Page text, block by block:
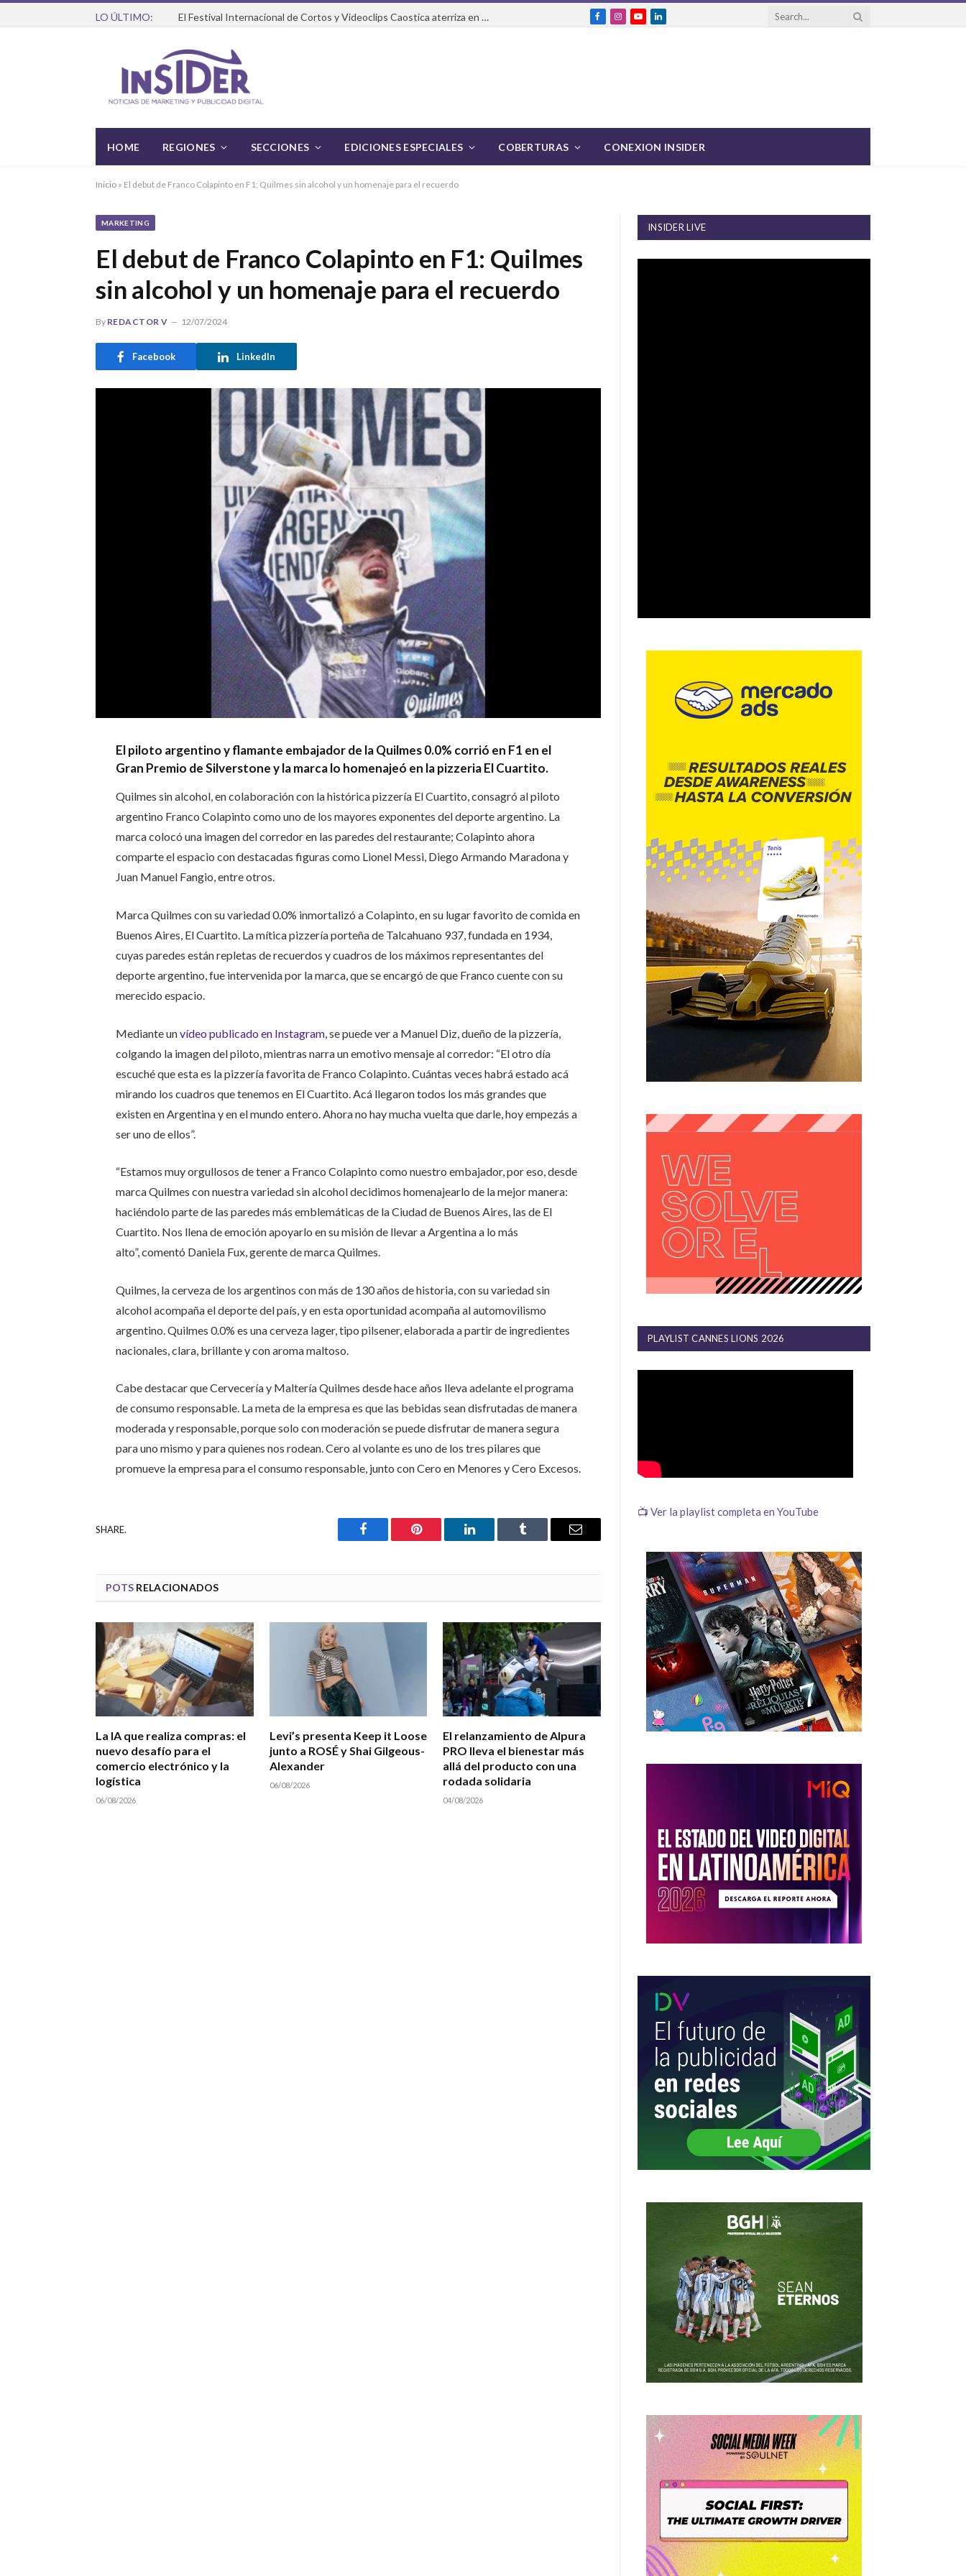
LO ÚLTIMO: El Festival Internacional de Cortos y Videoclips Caostica aterriza en Ciudad de México
FacebookInstagram
YouTubeLinkedIn
HOME REGIONES SECCIONES EDICIONES ESPECIALES COBERTURAS CONEXION INSIDER
Inicio » El debut de Franco Colapinto en F1: Quilmes sin alcohol y un homenaje para el recuerdo
MARKETING
El debut de Franco Colapinto en F1: Quilmes
sin alcohol y un homenaje para el recuerdo
By REDACTOR V 12/07/2024
Facebook LinkedIn
El piloto argentino y flamante embajador de la Quilmes 0.0% corrió en F1 en el
Gran Premio de Silverstone y la marca lo homenajeó en la pizzeria El Cuartito.
Quilmes sin alcohol, en colaboración con la histórica pizzería El Cuartito, consagró al piloto
argentino Franco Colapinto como uno de los mayores exponentes del deporte argentino. La
marca colocó una imagen del corredor en las paredes del restaurante; Colapinto ahora
comparte el espacio con destacadas figuras como Lionel Messi, Diego Armando Maradona y
Juan Manuel Fangio, entre otros.
Marca Quilmes con su variedad 0.0% inmortalizó a Colapinto, en su lugar favorito de comida en
Buenos Aires, El Cuartito. La mítica pizzería porteña de Talcahuano 937, fundada en 1934,
cuyas paredes están repletas de recuerdos y cuadros de los máximos representantes del
deporte argentino, fue intervenida por la marca, que se encargó de que Franco cuente con su
merecido espacio.
Mediante unvídeo publicado en Instagram, se puede ver a Manuel Diz, dueño de la pizzería,
colgando la imagen del piloto, mientras narra un emotivo mensaje al corredor: “El otro día
escuché que esta es la pizzería favorita de Franco Colapinto. Cuántas veces habrá estado acá
mirando los cuadros que tenemos en El Cuartito. Acá llegaron todos los más grandes que
existen en Argentina y en el mundo entero. Ahora no hay mucha vuelta que darle, hoy empezás a
ser uno de ellos”.
“Estamos muy orgullosos de tener a Franco Colapinto como nuestro embajador, por eso, desde
marca Quilmes con nuestra variedad sin alcohol decidimos homenajearlo de la mejor manera:
haciéndolo parte de las paredes más emblemáticas de la Ciudad de Buenos Aires, las de El
Cuartito. Nos llena de emoción apoyarlo en su misión de llevar a Argentina a lo más
alto”, comentó Daniela Fux, gerente de marca Quilmes.
Quilmes, la cerveza de los argentinos con más de 130 años de historia, con su variedad sin
alcohol acompaña el deporte del país, y en esta oportunidad acompaña al automovilismo
argentino. Quilmes 0.0% es una cerveza lager, tipo pilsener, elaborada a partir de ingredientes
nacionales, clara, brillante y con aroma maltoso.
Cabe destacar que Cervecería y Maltería Quilmes desde hace años lleva adelante el programa
de consumo responsable. La meta de la empresa es que las bebidas sean disfrutadas de manera
moderada y responsable, porque solo con moderación se puede disfrutar de manera segura
para uno mismo y para quienes nos rodean. Cero al volante es uno de los tres pilares que
promueve la empresa para el consumo responsable, junto con Cero en Menores y Cero Excesos.
SHARE.
Facebook Pinterest LinkedIn Tumblr Email
POTS RELACIONADOS
La IA que realiza compras: el
nuevo desafío para el
comercio electrónico y la
logística
06/08/2026
Levi’s presenta Keep it Loose
junto a ROSÉ y Shai Gilgeous-
Alexander
06/08/2026
El relanzamiento de Alpura
PRO lleva el bienestar más
allá del producto con una
rodada solidaria
04/08/2026
INSIDER LIVE
PLAYLIST CANNES LIONS 2026
📺 Ver la playlist completa en YouTube